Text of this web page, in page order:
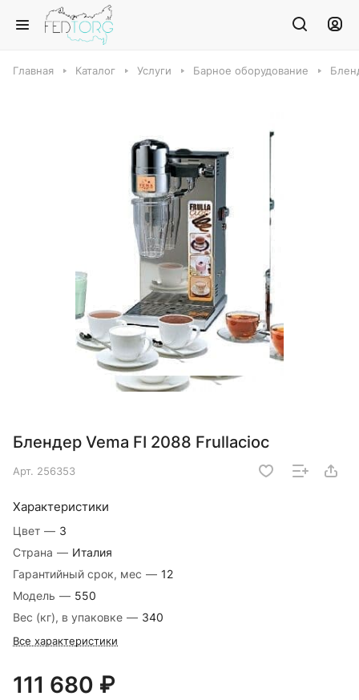
Главная Каталог Услуги Барное оборудование
Блендер Vema FI 2088 Frullacioc
Арт. 256353
Характеристики
Цвет — 3
Страна — Италия
Гарантийный срок, мес — 12
Модель — 550
Вес (кг), в упаковке — 340
Все характеристики
111 680 ₽